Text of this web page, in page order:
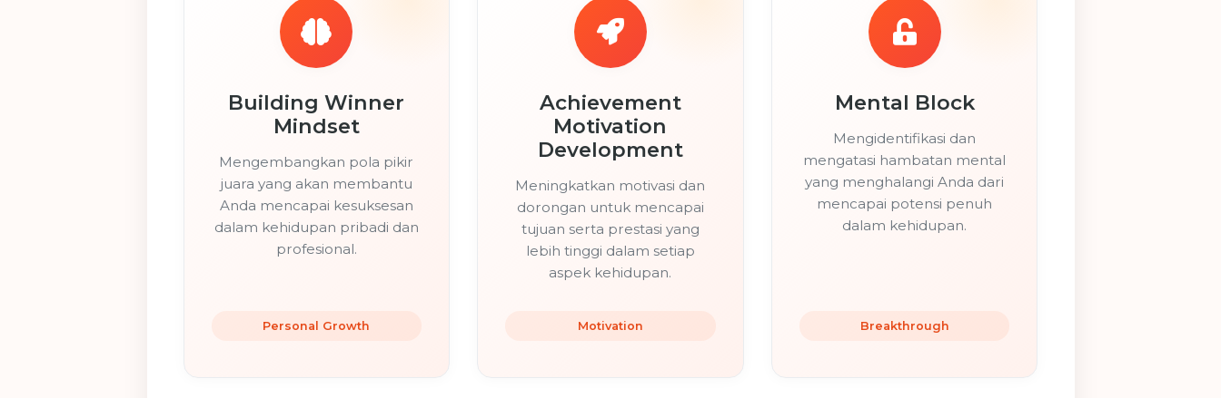
Building Winner
Mindset
Mengembangkan pola pikir
juara yang akan membantu
Anda mencapai kesuksesan
dalam kehidupan pribadi dan
profesional.
Personal Growth
Achievement
Motivation
Development
Meningkatkan motivasi dan
dorongan untuk mencapai
tujuan serta prestasi yang
lebih tinggi dalam setiap
aspek kehidupan.
Motivation
Mental Block
Mengidentifikasi dan
mengatasi hambatan mental
yang menghalangi Anda dari
mencapai potensi penuh
dalam kehidupan.
Breakthrough